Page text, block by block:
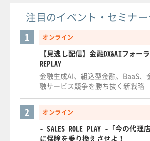
注目のイベント・セミナ
オンライン
1
【見逃し配信】金融DX&AIフォ
REPLAY
金融生成AI、組込型金融、BaaS、
融サービス競争を勝ち抜く新戦略
オンライン
2
- SALES ROLE PLAY -「今の代理
に保険を乗り換えさせよ！